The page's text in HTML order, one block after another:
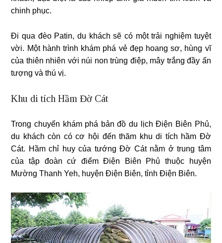
chinh phục.
Đi qua đèo Patin, du khách sẽ có một trải nghiệm tuyệt
vời. Một hành trình khám phá vẻ đẹp hoang sơ, hùng vĩ
của thiên nhiên với núi non trùng điệp, mây trắng đầy ấn
tượng và thú vị.
Khu di tích Hầm Đờ Cát
Trong chuyến khám phá bản đồ du lịch Điện Biên Phủ,
du khách còn có cơ hội đến thăm khu di tích hầm Đờ
Cát. Hầm chỉ huy của tướng Đờ Cát nằm ở trung tâm
của tập đoàn cứ điểm Điện Biên Phủ thuộc huyện
Mường Thanh Yeh, huyện Điện Biên, tỉnh Điện Biên.